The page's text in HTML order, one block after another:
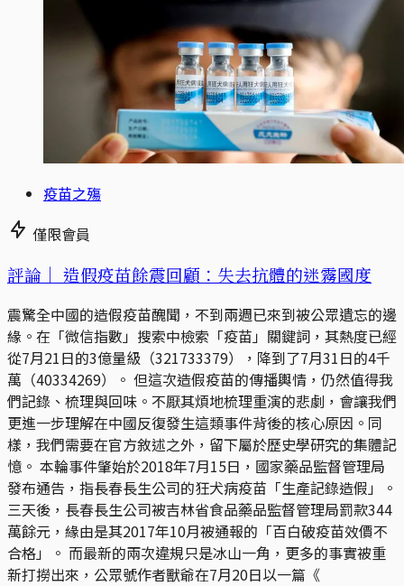
疫苗之殤
僅限會員
評論｜ 造假疫苗餘震回顧：失去抗體的迷霧國度
震驚全中國的造假疫苗醜聞，不到兩週已來到被公眾遺忘的邊
緣。在「微信指數」搜索中檢索「疫苗」關鍵詞，其熱度已經
從7月21日的3億量級（321733379），降到了7月31日的4千
萬（40334269）。 但這次造假疫苗的傳播輿情，仍然值得我
們記錄、梳理與回味。不厭其煩地梳理重演的悲劇，會讓我們
更進一步理解在中國反復發生這類事件背後的核心原因。同
樣，我們需要在官方敘述之外，留下屬於歷史學研究的集體記
憶。 本輪事件肇始於2018年7月15日，國家藥品監督管理局
發布通告，指長春長生公司的狂犬病疫苗「生產記錄造假」。
三天後，長春長生公司被吉林省食品藥品監督管理局罰款344
萬餘元，緣由是其2017年10月被通報的「百白破疫苗效價不
合格」。 而最新的兩次違規只是冰山一角，更多的事實被重
新打撈出來，公眾號作者獸爺在7月20日以一篇《